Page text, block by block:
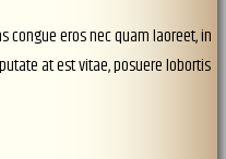
congue eros nec quam laoreet, in
at est vitae, posuere lobortis